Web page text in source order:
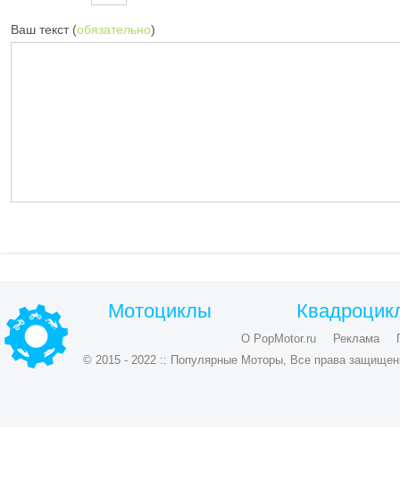
Ваш текст (обязательно)
Мотоциклы
О PopMotor.ru Реклама
© 2015 - 2022 :: Популярные Моторы, Все права